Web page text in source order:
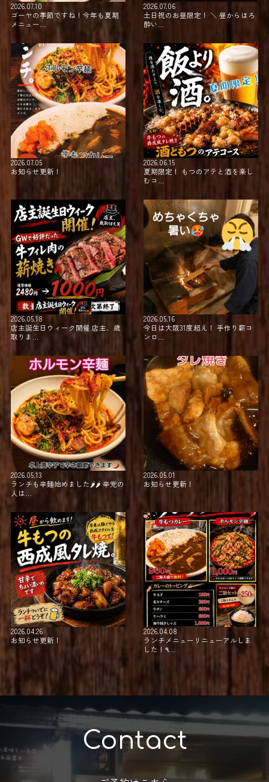
2026.07.10
ゴーヤの季節ですね！今年も夏期
メニュー…
2026.07.06
土日祝のお昼限定！ ＼ 昼からほろ
酔い…
2026.07.05
お知らせ更新！
2026.06.15
夏期限定！⁡ ⁡もつのアテと酒を楽し
むコ…
2026.05.18
店主誕生日ウィーク開催 店主、歳
取りま…
2026.05.16
今日は大阪31度超え！⁡ ⁡手作り薪コ
ンロ…
2026.05.13
ランチも辛麺始めました🌶🌶⁡ ⁡辛党の
人は…
2026.05.01
お知らせ更新！
2026.04.26
お知らせ更新！
2026.04.08
ランチメニューリニューアルしま
Contact